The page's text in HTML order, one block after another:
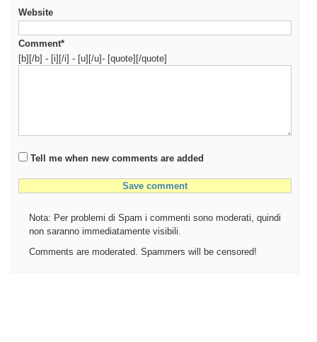
Website
Comment*
[b][/b] - [i][/i] - [u][/u]- [quote][/quote]
Tell me when new comments are added
Nota: Per problemi di Spam i commenti sono moderati, quindi
non saranno immediatamente visibili.
Comments are moderated. Spammers will be censored!